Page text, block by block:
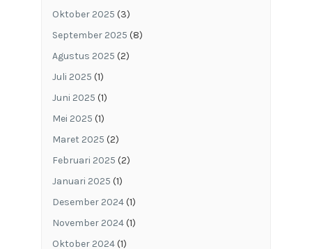
Oktober 2025 (3)
September 2025 (8)
Agustus 2025 (2)
Juli 2025 (1)
Juni 2025 (1)
Mei 2025 (1)
Maret 2025 (2)
Februari 2025 (2)
Januari 2025 (1)
Desember 2024(1)
November 2024(1)
Oktober 2024(1)